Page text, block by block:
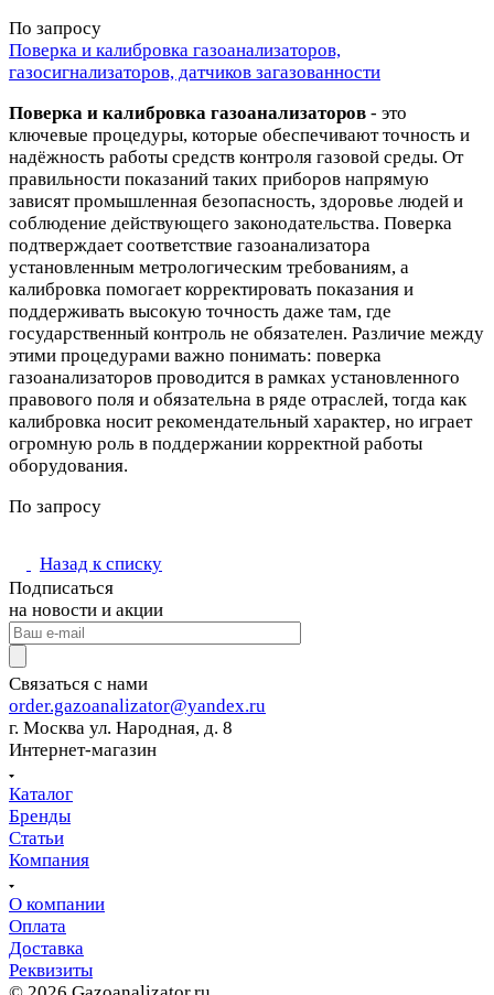
По запросу
Поверка и калибровка газоанализаторов,
газосигнализаторов, датчиков загазованности
Поверка и калибровка газоанализаторов - это
ключевые процедуры, которые обеспечивают точность и
надёжность работы средств контроля газовой среды. От
правильности показаний таких приборов напрямую
зависят промышленная безопасность, здоровье людей и
соблюдение действующего законодательства. Поверка
подтверждает соответствие газоанализатора
установленным метрологическим требованиям, а
калибровка помогает корректировать показания и
поддерживать высокую точность даже там, где
государственный контроль не обязателен. Различие между
этими процедурами важно понимать: поверка
газоанализаторов проводится в рамках установленного
правового поля и обязательна в ряде отраслей, тогда как
калибровка носит рекомендательный характер, но играет
огромную роль в поддержании корректной работы
оборудования.
По запросу
Назад к списку
Подписаться
на новости и акции
Связаться с нами
order.gazoanalizator@yandex.ru
г. Москва ул. Народная, д. 8
Интернет-магазин
Каталог
Бренды
Статьи
Компания
О компании
Оплата
Доставка
Реквизиты